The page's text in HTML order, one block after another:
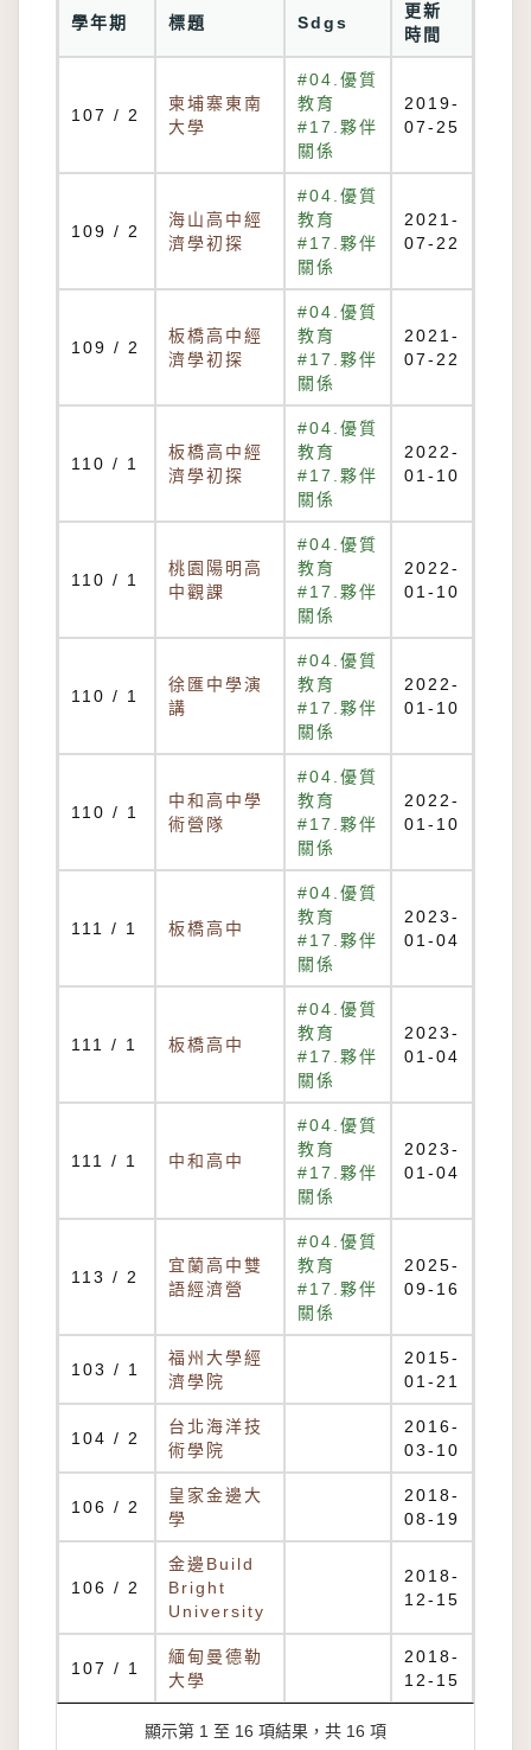
學年期 標題 Sdgs
更新
時間
107 / 2
柬埔寨東南
大學
#04.優質
教育
#17.夥伴
關係
2019-
07-25
109 / 2
海山高中經
濟學初探
#04.優質
教育
#17.夥伴
關係
2021-
07-22
109 / 2
板橋高中經
濟學初探
#04.優質
教育
#17.夥伴
關係
2021-
07-22
110 / 1
板橋高中經
濟學初探
#04.優質
教育
#17.夥伴
關係
2022-
01-10
110 / 1
桃園陽明高
中觀課
#04.優質
教育
#17.夥伴
關係
2022-
01-10
110 / 1
徐匯中學演
講
#04.優質
教育
#17.夥伴
關係
2022-
01-10
110 / 1
中和高中學
術營隊
#04.優質
教育
#17.夥伴
關係
2022-
01-10
111 / 1 板橋高中
#04.優質
教育
#17.夥伴
關係
2023-
01-04
111 / 1 板橋高中
#04.優質
教育
#17.夥伴
關係
2023-
01-04
111 / 1 中和高中
#04.優質
教育
#17.夥伴
關係
2023-
01-04
113 / 2
宜蘭高中雙
語經濟營
#04.優質
教育
#17.夥伴
關係
2025-
09-16
103 / 1
福州大學經
濟學院
2015-
01-21
104 / 2
台北海洋技
術學院
2016-
03-10
106 / 2
皇家金邊大
學
2018-
08-19
106 / 2
金邊Build
Bright
University
2018-
12-15
107 / 1
緬甸曼德勒
大學
2018-
12-15
顯示第 1 至 16 項結果，共 16 項